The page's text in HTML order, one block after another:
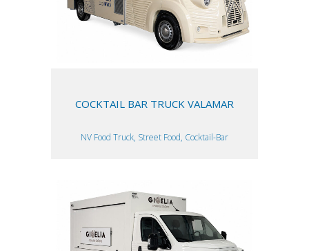
COCKTAIL BAR TRUCK VALAMAR
NV Food Truck, Street Food, Cocktail-Bar